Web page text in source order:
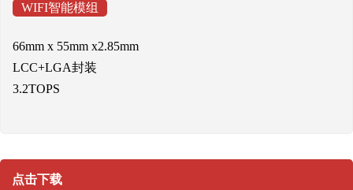
WIFI智能模组
66mm x 55mm x2.85mm
LCC+LGA封装
3.2TOPS
点击下载